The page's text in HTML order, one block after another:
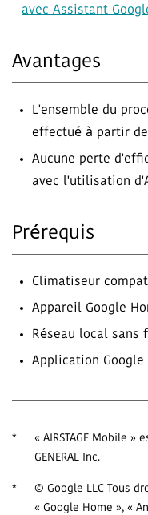
avec Assistant
Avantages
L'ensemble du
effectué à partir
Aucune perte
avec l'utilisation
Prérequis
Climatiseur
Appareil Google
Réseau local sans
Application Google
*
« AIRSTAGE Mobile
GENERAL Inc.
*
© Google LLC Tous
« Google Home », «